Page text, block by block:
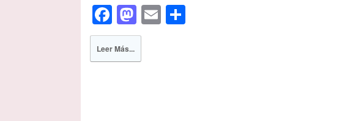
F
a
c
M
a
st
E
Leer Más...